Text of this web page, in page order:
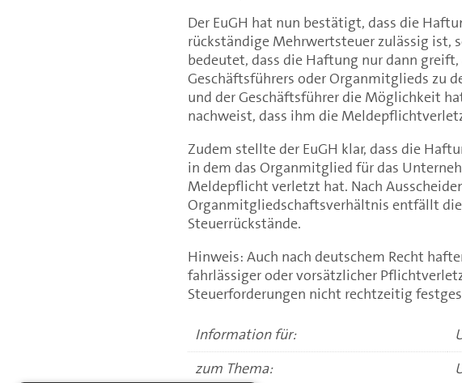
Der EuGH hat nun bestätigt, dass die
rückständige Mehrwertsteuer zulässig ist,
bedeutet, dass die Haftung nur dann greift,
Geschäftsführers oder Organmitglieds zu
und der Geschäftsführer die Möglichkeit
nachweist, dass ihm die
Zudem stellte der EuGH klar, dass die
in dem das Organmitglied für das
Meldepflicht verletzt hat. Nach
Organmitgliedschaftsverhältnis entfällt
Steuerrückstände.
Hinweis: Auch nach deutschem Recht
fahrlässiger oder vorsätzlicher
Steuerforderungen nicht rechtzeitig
Information für:
zum Thema: